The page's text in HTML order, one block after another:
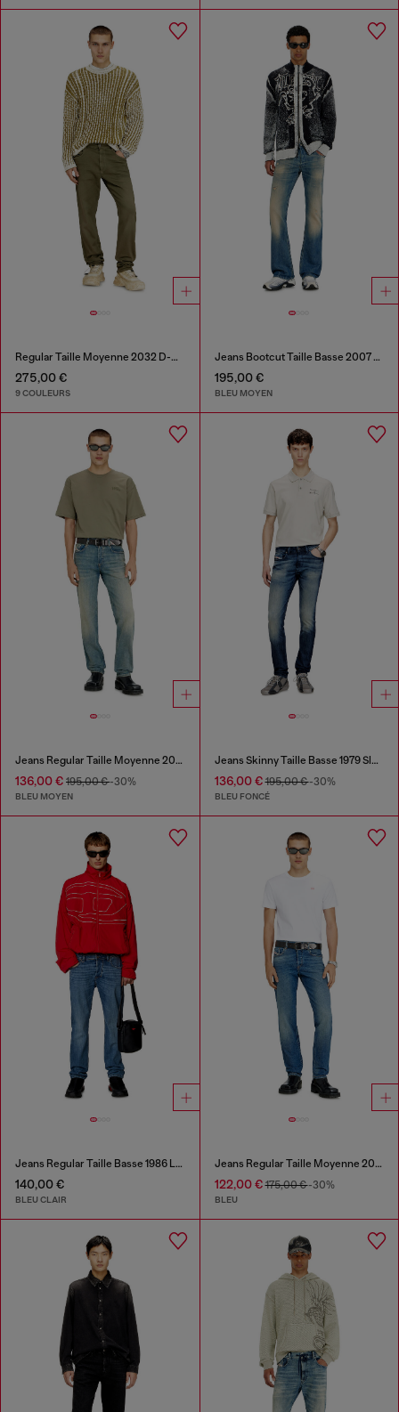
Regular Taille Moyenne 2032 D-Krooley-BW Joggjeans®
275,00 €
9 COULEURS
Jeans Bootcut Taille Basse 2007 Zatiny
195,00 €
BLEU MOYEN
Jeans Regular Taille Moyenne 2023 D-Finitive
136,00 € 195,00 €-30%
BLEU MOYEN
Jeans Skinny Taille Basse 1979 Sleenker
136,00 €195,00 €-30%
BLEU FONCÉ
Jeans Regular Taille Basse 1986 Larkee-Beex
140,00 €
BLEU CLAIR
Jeans Regular Taille Moyenne 2023 D-Finitive
122,00 €175,00 €-30%
BLEU